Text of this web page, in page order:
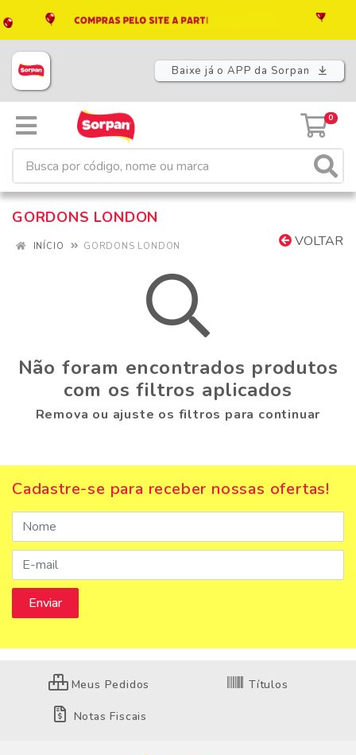
Baixe já o APP da Sorpan
0
GORDONS LONDON
VOLTAR
INÍCIO GORDONS LONDON
Não foram encontrados produtos
com os filtros aplicados
Remova ou ajuste os filtros para continuar
Cadastre-se para receber nossas ofertas!
Meus Pedidos Títulos
Notas Fiscais